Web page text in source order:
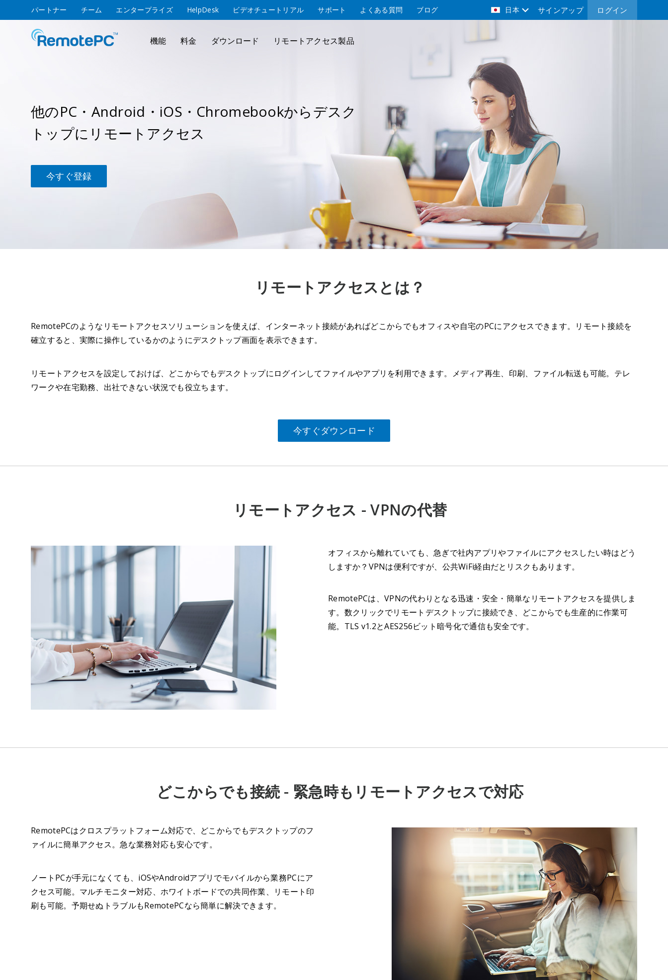
パートナー チーム エンタープライズ HelpDesk ビデオチュートリアル サポート よくある質問 ブログ 日本 ログイン
サインアップ
機能 料金 ダウンロード リモートアクセス製品
他のPC・Android・iOS・Chromebookからデスク
トップにリモートアクセス
今すぐ登録
リモートアクセスとは？
RemotePCのようなリモートアクセスソリューションを使えば、インターネット接続があればどこからでもオフィスや自宅のPCにアクセスできます。リモート接続を
確立すると、実際に操作しているかのようにデスクトップ画面を表示できます。
リモートアクセスを設定しておけば、どこからでもデスクトップにログインしてファイルやアプリを利用できます。メディア再生、印刷、ファイル転送も可能。テレ
ワークや在宅勤務、出社できない状況でも役立ちます。
今すぐダウンロード
リモートアクセス - VPNの代替
オフィスから離れていても、急ぎで社内アプリやファイルにアクセスしたい時はどう
しますか？VPNは便利ですが、公共WiFi経由だとリスクもあります。
RemotePCは、VPNの代わりとなる迅速・安全・簡単なリモートアクセスを提供しま
す。数クリックでリモートデスクトップに接続でき、どこからでも生産的に作業可
能。TLS v1.2とAES256ビット暗号化で通信も安全です。
どこからでも接続 - 緊急時もリモートアクセスで対応
RemotePCはクロスプラットフォーム対応で、どこからでもデスクトップのフ
ァイルに簡単アクセス。急な業務対応も安心です。
ノートPCが手元になくても、iOSやAndroidアプリでモバイルから業務PCにア
クセス可能。マルチモニター対応、ホワイトボードでの共同作業、リモート印
刷も可能。予期せぬトラブルもRemotePCなら簡単に解決できます。